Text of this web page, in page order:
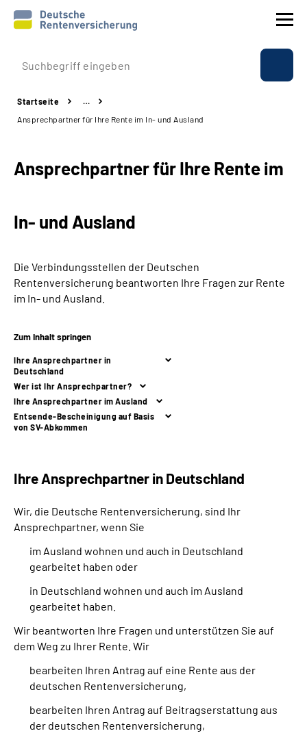
Prävention
Reha
Experten
Über uns & Presse
Online-Services
Suche
Language
Inhalte in Gebärdensprache (DGS)
Mein Kundenportal
Startseite
…
Ansprechpartner für Ihre Rente im In- und Ausland
Ansprechpartner für Ihre Rente im
In- und Ausland
Die Verbindungsstellen der Deutschen
Rentenversicherung beantworten Ihre Fragen zur Rente
im In- und Ausland.
Zum Inhalt springen
Ihre Ansprechpartner in
Deutschland
Wer ist Ihr Ansprechpartner?
Ihre Ansprechpartner im Ausland
Entsende-Bescheinigung auf Basis
von SV-Abkommen
Ihre Ansprechpartner in Deutschland
Wir, die Deutsche Rentenversicherung, sind Ihr
Ansprechpartner, wenn Sie
im Ausland wohnen und auch in Deutschland
gearbeitet haben oder
in Deutschland wohnen und auch im Ausland
gearbeitet haben.
Wir beantworten Ihre Fragen und unterstützen Sie auf
dem Weg zu Ihrer Rente. Wir
bearbeiten Ihren Antrag auf eine Rente aus der
deutschen Rentenversicherung,
bearbeiten Ihren Antrag auf Beitragserstattung aus
der deutschen Rentenversicherung,